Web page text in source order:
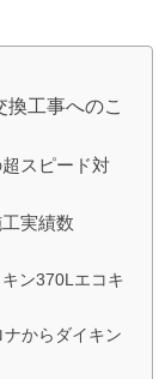
工事へのこ
スピード対
実績数
ン370Lエコキ
からダイキン